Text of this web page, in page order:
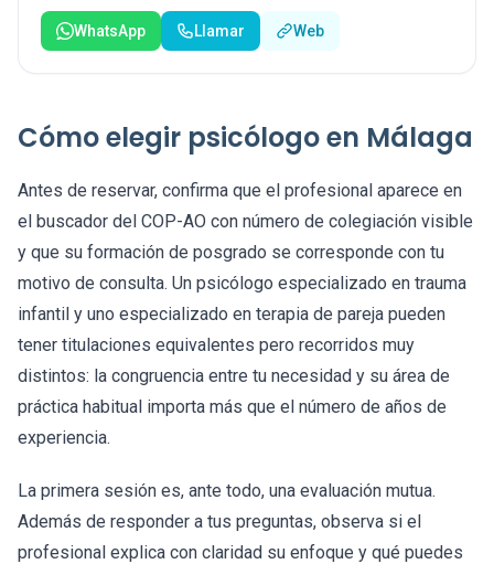
WhatsApp Llamar Web
Cómo elegir psicólogo en Málaga
Antes de reservar, confirma que el profesional aparece en
el buscador del COP-AO con número de colegiación visible
y que su formación de posgrado se corresponde con tu
motivo de consulta. Un psicólogo especializado en trauma
infantil y uno especializado en terapia de pareja pueden
tener titulaciones equivalentes pero recorridos muy
distintos: la congruencia entre tu necesidad y su área de
práctica habitual importa más que el número de años de
experiencia.
La primera sesión es, ante todo, una evaluación mutua.
Además de responder a tus preguntas, observa si el
profesional explica con claridad su enfoque y qué puedes